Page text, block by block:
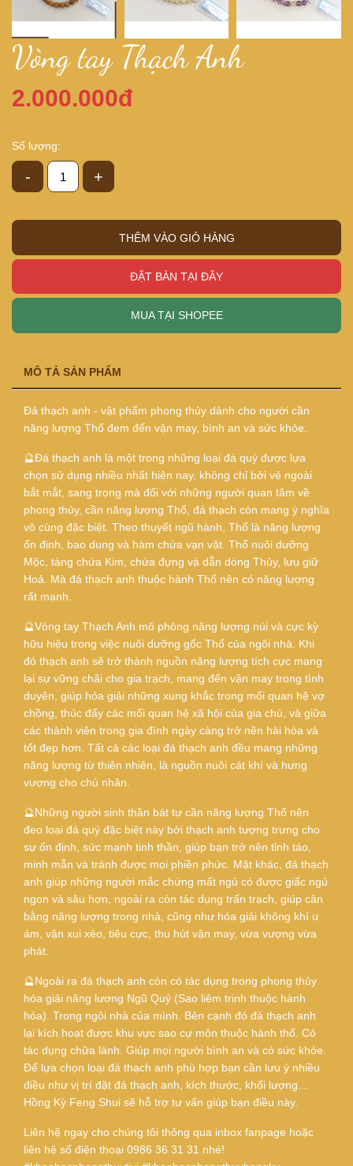
Vòng tay Thạch Anh
2.000.000đ
Số lượng:
- +
THÊM VÀO GIỎ HÀNG
ĐẶT BÀN TẠI ĐÂY
MUA TẠI SHOPEE
MÔ TẢ SẢN PHẨM
Đá thạch anh - vật phẩm phong thủy dành cho người cần
năng lượng Thổ đem đến vận may, bình an và sức khỏe.
🔮Đá thạch anh là một trong những loại đá quý được lựa
chọn sử dụng nhiều nhất hiện nay, không chỉ bởi vẻ ngoài
bắt mắt, sang trọng mà đối với những người quan tâm về
phong thủy, cần năng lượng Thổ, đá thạch còn mang ý nghĩa
vô cùng đặc biệt. Theo thuyết ngũ hành, Thổ là năng lượng
ổn định, bao dung và hàm chứa vạn vật. Thổ nuôi dưỡng
Mộc, tàng chứa Kim, chứa đựng và dẫn dòng Thủy, lưu giữ
Hoả. Mà đá thạch anh thuộc hành Thổ nên có năng lượng
rất mạnh.
🔮Vòng tay Thạch Anh mô phỏng năng lượng núi và cực kỳ
hữu hiệu trong việc nuôi dưỡng gốc Thổ của ngôi nhà. Khi
đó thạch anh sẽ trở thành nguồn năng lượng tích cực mang
lại sự vững chãi cho gia trạch, mang đến vận may trong tình
duyên, giúp hóa giải những xung khắc trong mối quan hệ vợ
chồng, thúc đẩy các mối quan hệ xã hội của gia chủ, và giữa
các thành viên trong gia đình ngày càng trở nên hài hòa và
tốt đẹp hơn. Tất cả các loại đá thạch anh đều mang những
năng lượng từ thiên nhiên, là nguồn nuôi cát khí và hưng
vượng cho chủ nhân.
🔮Những người sinh thần bát tự cần năng lượng Thổ nên
đeo loại đá quý đặc biệt này bởi thạch anh tượng trưng cho
sự ổn định, sức mạnh tinh thần, giúp bạn trở nên tỉnh táo,
minh mẫn và tránh được mọi phiền phức. Mặt khác, đá thạch
anh giúp những người mắc chứng mất ngủ có được giấc ngủ
ngon và sâu hơn, ngoài ra còn tác dụng trấn trạch, giúp cân
bằng năng lượng trong nhà, cũng như hóa giải không khí u
ám, vận xui xẻo, tiêu cực, thu hút vận may, vừa vượng vừa
phát.
🔮Ngoài ra đá thạch anh còn có tác dụng trong phong thủy
hóa giải năng lương Ngũ Quỷ (Sao liêm trinh thuộc hành
hỏa). Trong ngôi nhà của mình. Bên cạnh đó đá thạch anh
lại kích hoạt được khu vực sao cự môn thuộc hành thổ. Có
tác dụng chữa lành. Giúp mọi người bình an và có sức khỏe.
Để lựa chọn loại đá thạch anh phù hợp bạn cần lưu ý nhiều
điều như vị trí đặt đá thạch anh, kích thước, khối lượng...
Hồng Kỳ Feng Shui sẽ hỗ trợ tư vấn giúp bạn điều này.
Liên hệ ngay cho chúng tôi thông qua inbox fanpage hoặc
liên hệ số điện thoại 0986 36 31 31 nhé!